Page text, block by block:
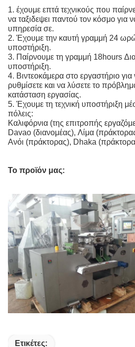
1. έχουμε επτά τεχνικούς που
να ταξιδεψει παντού τον κόσμο για
υπηρεσία σε.
2. Έχουμε την καυτή γραμμή 24
υποστήριξη.
3. Παίρνουμε τη γραμμή 18hours
υποστήριξη.
4. Βιντεοκάμερα στο εργαστήριο
ρυθμίσετε και να λύσετε το
κατάσταση εργασίας.
5. Έχουμε τη τεχνική υποστήριξη
πόλεις:
Καλιφόρνια (της επιτροπής
Davao (διανομέας), Λίμα
Ανόι (πράκτορας), Dhaka
Το προϊόν μας:
Ετικέτες: